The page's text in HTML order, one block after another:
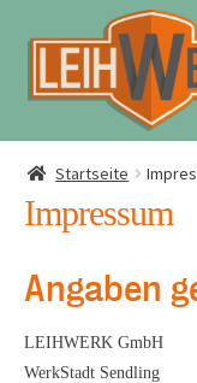
Startseite
Impressum
Angaben
LEIHWERK GmbH
WerkStadt Sendling